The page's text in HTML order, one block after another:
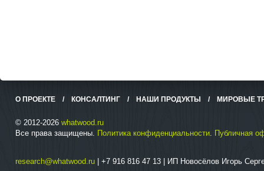
О ПРОЕКТЕ / КОНСАЛТИНГ / НАШИ ПРОДУКТЫ / МИРОВЫЕ
© 2012-2026 whatwood.ru
Все права защищены. Политика конфиденциальности. Публичная
research@whatwood.ru | +7 916 816 47 13 | ИП Новосёлов Игорь